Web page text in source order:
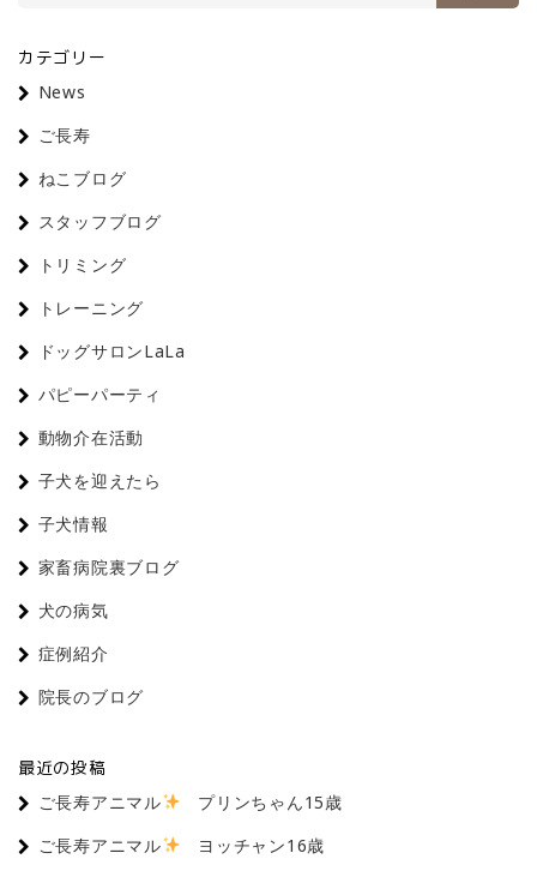
カテゴリー
News
ご長寿
ねこブログ
スタッフブログ
トリミング
トレーニング
ドッグサロンLaLa
パピーパーティ
動物介在活動
子犬を迎えたら
子犬情報
家畜病院裏ブログ
犬の病気
症例紹介
院長のブログ
最近の投稿
ご長寿アニマル
プリンちゃん15歳
ご長寿アニマル
ヨッチャン16歳